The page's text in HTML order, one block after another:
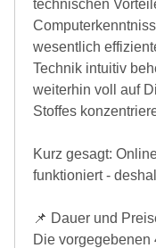
technischen
wesentlich
Technik intuitiv
weiterhin voll auf
Stoffes
Kurz gesagt:
funktioniert -
📌 Dauer und
Die vorgegebenen